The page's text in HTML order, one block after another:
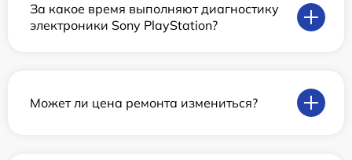
За какое время выполняют диагностику
электроники Sony PlayStation?
Может ли цена ремонта измениться?